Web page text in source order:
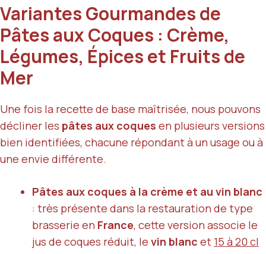
Variantes Gourmandes de
Pâtes aux Coques : Crème,
Légumes, Épices et Fruits de
Mer
Une fois la recette de base maîtrisée, nous pouvons
décliner les pâtes aux coques en plusieurs versions
bien identifiées, chacune répondant à un usage ou à
une envie différente.
Pâtes aux coques à la crème et au vin blanc
: très présente dans la restauration de type
brasserie en France, cette version associe le
jus de coques réduit, le vin blanc et 15 à 20 cl